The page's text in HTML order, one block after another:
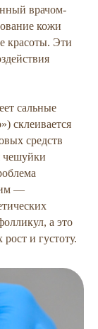
врачом-
кожи
красоты. Эти
сальные
склеивается
средств
чешуйки
—
а это
и густоту.